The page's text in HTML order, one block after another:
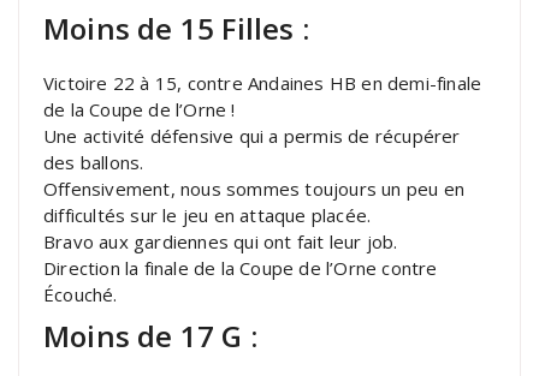
Moins de 15 Filles :
Victoire 22 à 15, contre Andaines HB en demi-finale
de la Coupe de l’Orne !
Une activité défensive qui a permis de récupérer
des ballons.
Offensivement, nous sommes toujours un peu en
difficultés sur le jeu en attaque placée.
Bravo aux gardiennes qui ont fait leur job.
Direction la finale de la Coupe de l’Orne contre
Écouché.
Moins de 17 G :